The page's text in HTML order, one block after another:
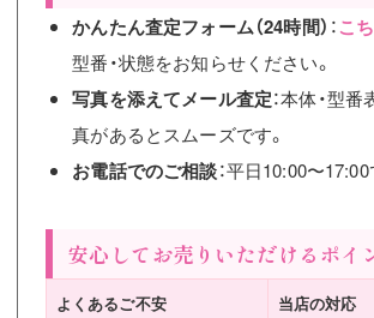
かんたん査定フォーム（24時間） ：こ
型番・状態をお知らせください。
写真を添えてメール査定：本体・型
真があるとスムーズです。
お電話でのご相談：平日10:00〜17:00
安心してお売りいただけるポイ
よくあるご不安 当店の対応